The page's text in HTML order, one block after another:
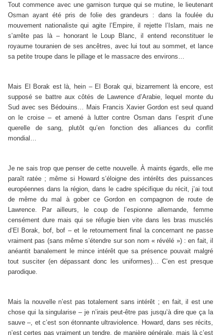
Tout commence avec une garnison turque qui se mutine, le lieutenant
Osman ayant été pris de folie des grandeurs : dans la foulée du
mouvement nationaliste qui agite l’Empire, il rejette l’Islam, mais ne
s’arrête pas là – honorant le Loup Blanc, il entend reconstituer le
royaume touranien de ses ancêtres, avec lui tout au sommet, et lance
sa petite troupe dans le pillage et le massacre des environs…
Mais El Borak est là, hein – El Borak qui, bizarrement là encore, est
supposé se battre aux côtés de Lawrence d’Arabie, lequel monte du
Sud avec ses Bédouins… Mais Francis Xavier Gordon est seul quand
on le croise – et amené à lutter contre Osman dans l’esprit d’une
querelle de sang, plutôt qu’en fonction des alliances du conflit
mondial…
Je ne sais trop que penser de cette nouvelle. À maints égards, elle me
paraît ratée ; même si Howard s’éloigne des intérêts des puissances
européennes dans la région, dans le cadre spécifique du récit, j’ai tout
de même du mal à gober ce Gordon en compagnon de route de
Lawrence. Par ailleurs, le coup de l’espionne allemande, femme
censément dure mais qui se réfugie bien vite dans les bras musclés
d’El Borak, bof, bof – et le retournement final la concernant ne passe
vraiment pas (sans même s’étendre sur son nom « révélé ») : en fait, il
anéantit banalement le mince intérêt que sa présence pouvait malgré
tout susciter (en dépassant donc les uniformes)… C’en est presque
parodique.
Mais la nouvelle n’est pas totalement sans intérêt ; en fait, il est une
chose qui la singularise – je n’irais peut-être pas jusqu’à dire que ça la
sauve –, et c’est son étonnante ultraviolence. Howard, dans ses récits,
n’est certes pas vraiment un tendre, de manière générale, mais là c’est